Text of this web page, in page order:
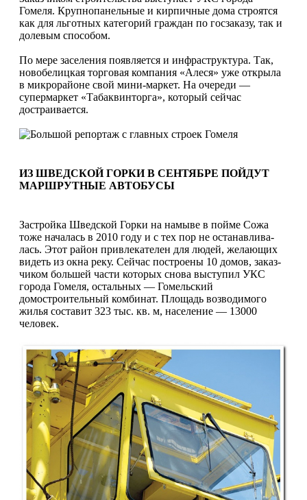
Гомеля. Крупнопанель­ные и кирпичные дома строятся
как для льготных категорий граждан по госза­казу, так и
долевым способом.
По мере заселения появляется и инфраструктура. Так,
новобелицкая торговая компания «Алеся» уже откры­ла
в микрорайоне свой мини-маркет. На очереди —
супермаркет «Табаквинтор­га», который сейчас
достраивается.
ИЗ ШВЕДСКОЙ ГОРКИ В СЕНТЯБРЕ ПОЙДУТ
МАРШРУТНЫЕ АВТОБУСЫ
Застройка Шведской Горки на намы­ве в пойме Сожа
тоже началась в 2010 году и с тех пор не останавлива­
лась. Этот район привлекателен для людей, желающих
видеть из окна реку. Сейчас построены 10 домов, заказ­
чиком большей части которых снова выступил УКС
города Гомеля, осталь­ных — Гомельский
домостроитель­ный комбинат. Площадь возводимого
жилья составит 323 тыс. кв. м, насе­ление — 13000
человек.